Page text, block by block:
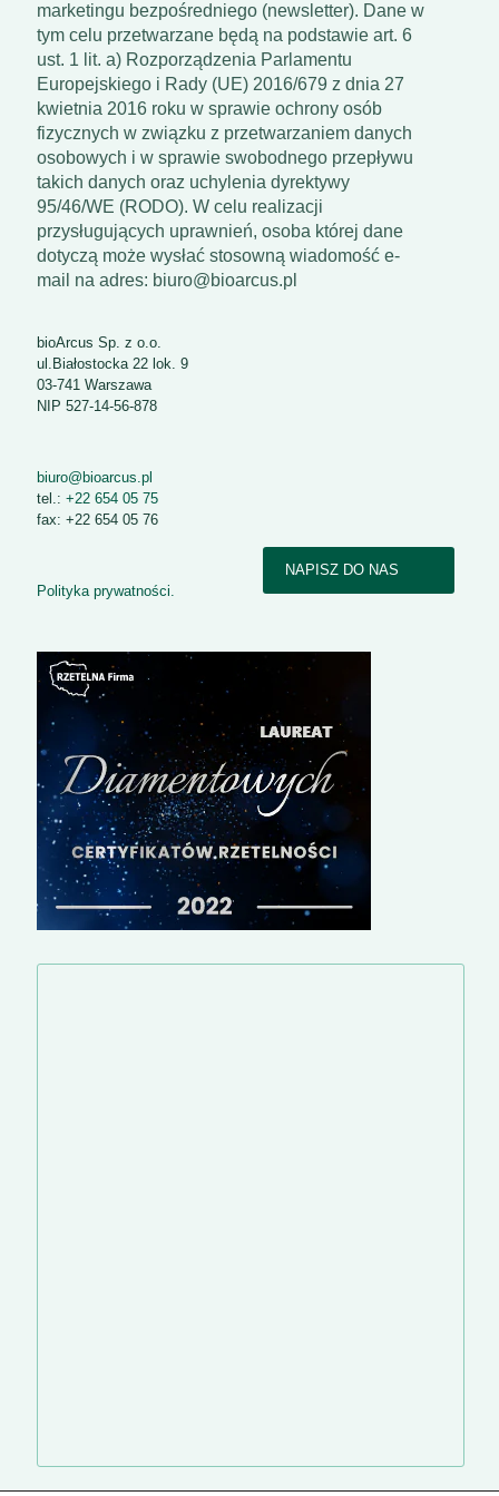
marketingu bezpośredniego (newsletter). Dane w
tym celu przetwarzane będą na podstawie art. 6
ust. 1 lit. a) Rozporządzenia Parlamentu
Europejskiego i Rady (UE) 2016/679 z dnia 27
kwietnia 2016 roku w sprawie ochrony osób
fizycznych w związku z przetwarzaniem danych
osobowych i w sprawie swobodnego przepływu
takich danych oraz uchylenia dyrektywy
95/46/WE (RODO). W celu realizacji
przysługujących uprawnień, osoba której dane
dotyczą może wysłać stosowną wiadomość e-
mail na adres: biuro@bioarcus.pl
bioArcus Sp. z o.o.
ul.Białostocka 22 lok. 9
03-741 Warszawa
NIP 527-14-56-878
biuro@bioarcus.pl
tel.: +22 654 05 75
fax: +22 654 05 76
NAPISZ DO NAS
Polityka prywatności.